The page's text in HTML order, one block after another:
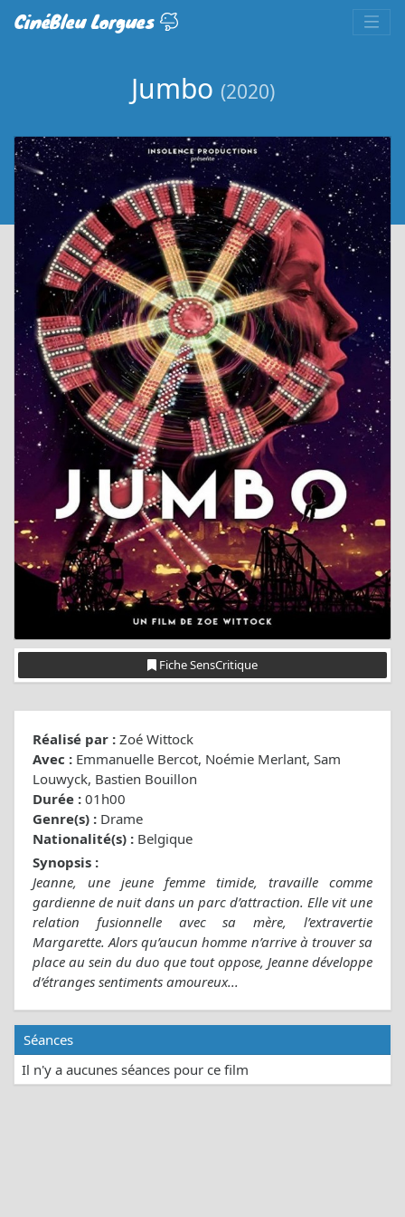
CinéBleu Lorgues
Jumbo (2020)
Fiche SensCritique
Réalisé par : Zoé Wittock
Avec : Emmanuelle Bercot, Noémie Merlant, Sam
Louwyck, Bastien Bouillon
Durée : 01h00
Genre(s) : Drame
Nationalité(s) : Belgique
Synopsis :
Jeanne, une jeune femme timide, travaille comme
gardienne de nuit dans un parc d’attraction. Elle vit une
relation fusionnelle avec sa mère, l’extravertie
Margarette. Alors qu’aucun homme n’arrive à trouver sa
place au sein du duo que tout oppose, Jeanne développe
d’étranges sentiments amoureux...
Séances
Il n'y a aucunes séances pour ce film